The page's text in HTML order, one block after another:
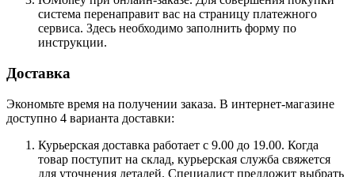
система перенаправит вас на страницу платежного
сервиса. Здесь необходимо заполнить форму по
инструкции.
Доставка
Экономьте время на получении заказа. В интернет-магазине
доступно 4 варианта доставки:
Курьерская доставка работает с 9.00 до 19.00. Когда
товар поступит на склад, курьерская служба свяжется
для уточнения деталей. Специалист предложит выбрать